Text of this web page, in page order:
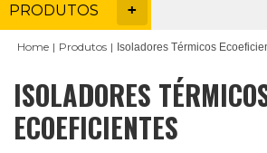
PRODUTOS
Home Produtos Isoladores Térmicos
ISOLADORES
ECOEFICIENTES